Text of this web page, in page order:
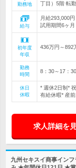
勤務地
丁目）5階 転
給与
月給293,000
試用期間6ヶ
初年度
年収
436万円～892
勤務
時間
8：30～17：
休日
休暇
* 週休2日制*
有給休暇* 産
求人詳細を
九州セキスイ商事イン